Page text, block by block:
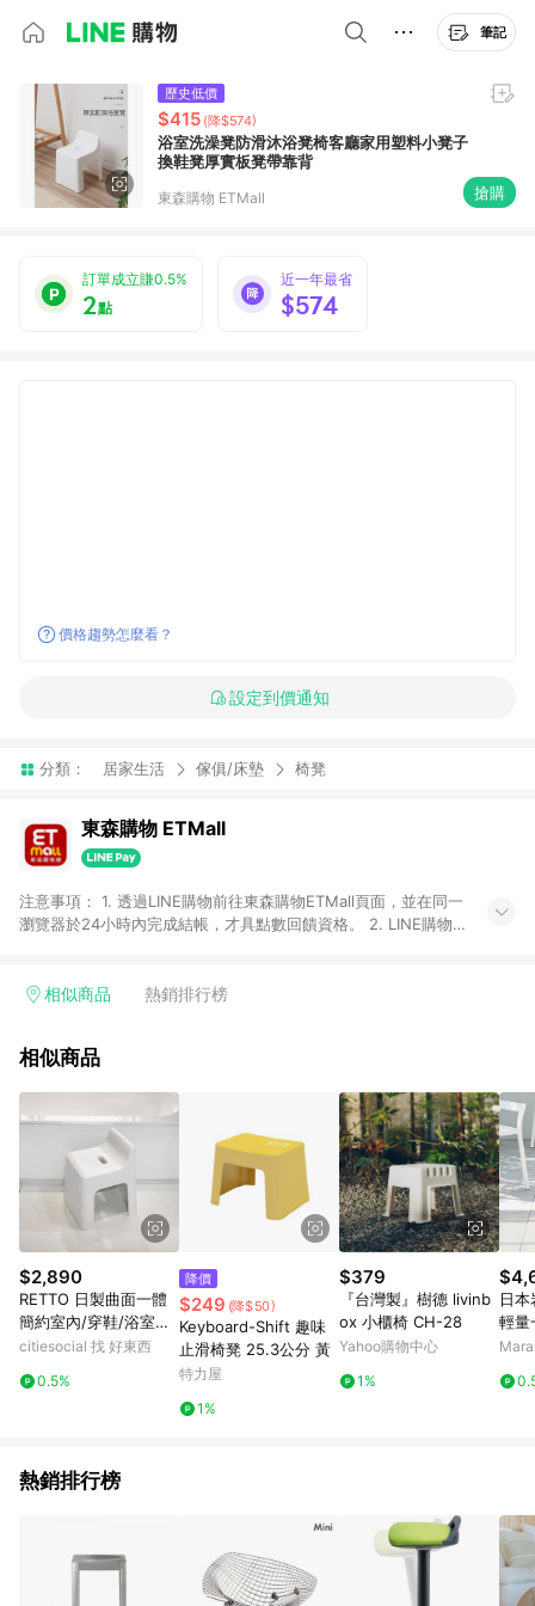
筆記
歷史低價
$415 (降$574)
浴室洗澡凳防滑沐浴凳椅客廳家用塑料小凳子
換鞋凳厚實板凳帶靠背
東森購物 ETMall 搶購
訂單成立賺0.5%
2點
近一年最省
$574
價格趨勢怎麼看？
設定到價通知
分類： 居家生活 傢俱/床墊 椅凳
東森購物 ETMall
注意事項： 1. 透過LINE購物前往東森購物ETMall頁面，並在同一
瀏覽器於24小時內完成結帳，才具點數回饋資格。 2. LINE購物
單，皆不在點數回饋範圍內。 3. 如購買以下類別商品，將無法獲
球嚴選、商城、專案商品、「草莓網」全館商品。 4. 如取消訂
回饋。 5. 點數回饋會扣除所有折扣優惠後之最終發票金額計算，
實際回饋請依LINE購物通知為主。 6. 訂單如有使用東森購物
ETMall站內之折扣優惠(包含但不限於東森幣、樂透金、東森現金
券等)，不具點數回饋資格。詳細請依東森購物ETMall之結帳頁面
顯示為準。 7. LINE購物設有「單一商品最高回饋點數」機制(特
殊活動時開放「回饋無上限」)，以同一訂單中同一商品不論件數
計算，並依訂單成立時間當下LINE購物所設定的回饋機制為準。
8. LINE購物為購物資訊整合性平台，商品資料更新會有時間差，
如顯示之商品規格、顏色、價位、贈品與東森購物ETMall銷售網
頁不符，以銷售網頁標示為準。 9. 若有贈點爭議，請務必於訂單
日期+180天以內至LINE購物客服洽詢；若超過180天(含)以上進
行申訴，恕無法贈點回饋。 10. 部分點數紅包僅限指定商品使
用，或不適用於無回饋商品。各點數紅包之適用商品與使用條件
請依點數紅包頁面規則為準。
相似商品 熱銷排行榜
相似商品
$2,890
RETTO 日製曲面一體
簡約室內/穿鞋/浴室椅
凳 黑
citiesocial 找 好東西
0.5%
降價
$249 (降$50)
Keyboard-Shift 趣味
止滑椅凳 25.3公分 黃
特力屋
1%
$379
『台灣製』樹德 livinb
ox 小櫃椅 CH-28
Yahoo購物中心
1%
日
輕量
凳-
熱銷排行榜